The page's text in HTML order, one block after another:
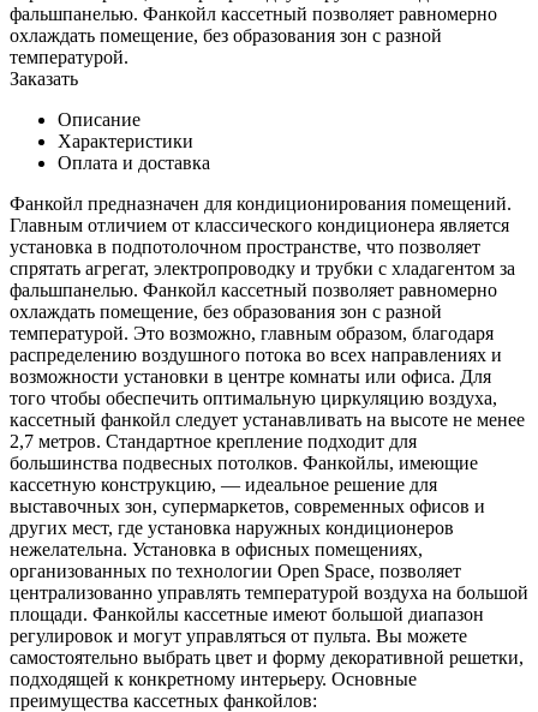
фальшпанелью. Фанкойл кассетный позволяет равномерно
охлаждать помещение, без образования зон с разной
температурой.
Заказать
Описание
Характеристики
Оплата и доставка
Фанкойл предназначен для кондиционирования помещений.
Главным отличием от классического кондиционера является
установка в подпотолочном пространстве, что позволяет
спрятать агрегат, электропроводку и трубки с хладагентом за
фальшпанелью. Фанкойл кассетный позволяет равномерно
охлаждать помещение, без образования зон с разной
температурой. Это возможно, главным образом, благодаря
распределению воздушного потока во всех направлениях и
возможности установки в центре комнаты или офиса. Для
того чтобы обеспечить оптимальную циркуляцию воздуха,
кассетный фанкойл следует устанавливать на высоте не менее
2,7 метров. Стандартное крепление подходит для
большинства подвесных потолков. Фанкойлы, имеющие
кассетную конструкцию, — идеальное решение для
выставочных зон, супермаркетов, современных офисов и
других мест, где установка наружных кондиционеров
нежелательна. Установка в офисных помещениях,
организованных по технологии Open Space, позволяет
централизованно управлять температурой воздуха на большой
площади. Фанкойлы кассетные имеют большой диапазон
регулировок и могут управляться от пульта. Вы можете
самостоятельно выбрать цвет и форму декоративной решетки,
подходящей к конкретному интерьеру. Основные
преимущества кассетных фанкойлов: